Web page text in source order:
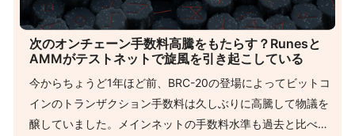
次のオンチェーン手数料高騰をもたらす？Runesと
AMMがテストネットで旋風を引き起こしている
今からちょうど1年ほど前、BRC-20の登場によってビットコ
インのトランザクション手数料は久しぶりに高騰して物議を
醸していました。メインネットの手数料水準も過去と比べて